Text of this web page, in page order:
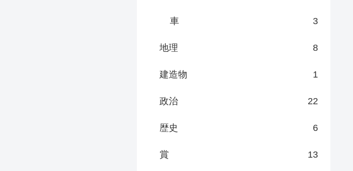
車 3
地理 8
建造物 1
政治 22
歴史 6
賞 13